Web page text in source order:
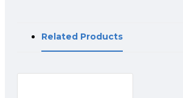
Related Products